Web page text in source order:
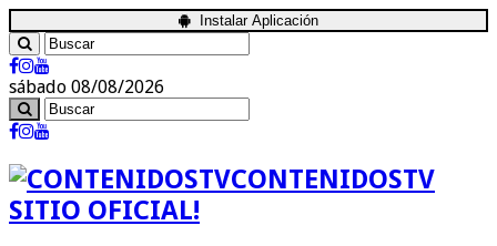
Instalar Aplicación
sábado 08/08/2026
CONTENIDOSTV
SITIO OFICIAL!